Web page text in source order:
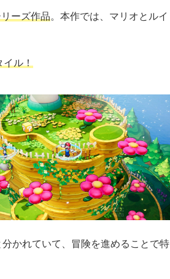
ーズ作品。本作では、マリオとルイ
ル！
分かれていて、冒険を進めることで特